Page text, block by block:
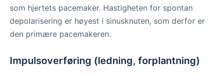
som hjertets pacemaker. Hastigheten for spontan
depolarisering er høyest i sinusknuten, som derfor er
den primære pacemakeren.
Impulsoverføring (ledning, forplantning)